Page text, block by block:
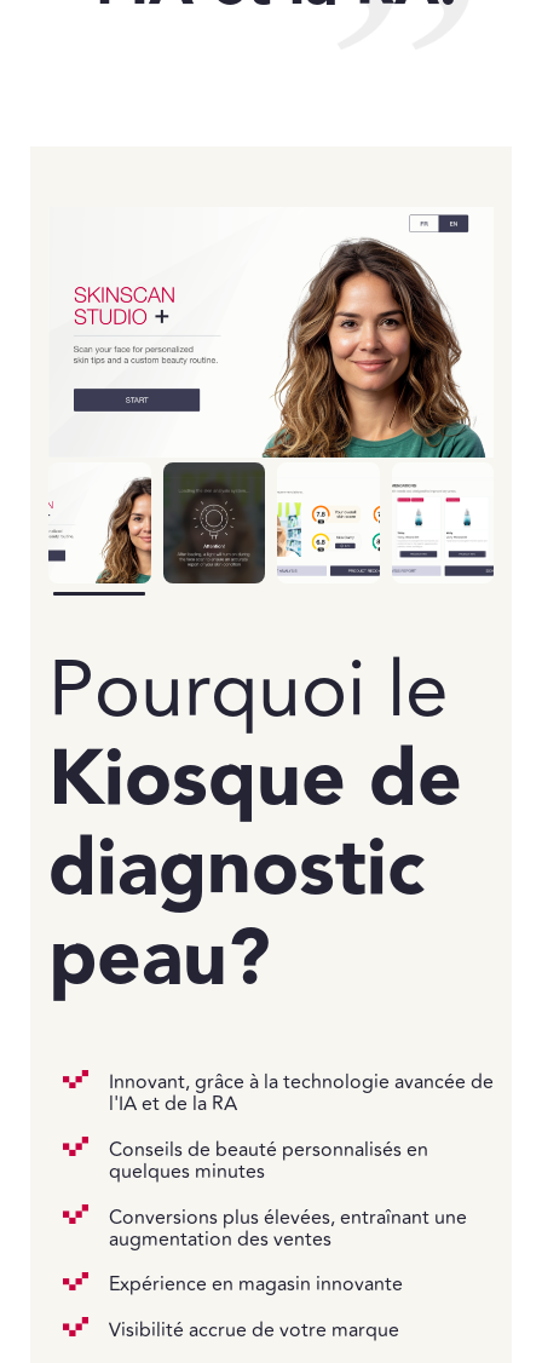
Pourquoi le
Kiosque de
diagnostic
peau?
Innovant, grâce à la technologie avancée de
l'IA et de la RA
Conseils de beauté personnalisés en
quelques minutes
Conversions plus élevées, entraînant une
augmentation des ventes
Expérience en magasin innovante
Visibilité accrue de votre marque